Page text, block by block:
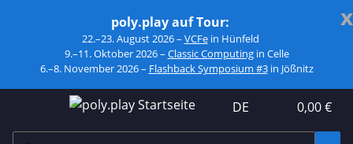
x
poly.play auf Tour:
22.–23. August 2026 – VCFein Hünfeld
9.–11. Oktober 2026 – Classic Computingin Celle
6.–8. November 2026 – Flashback Symposium #3in Jößnitz
DE 0,00 €